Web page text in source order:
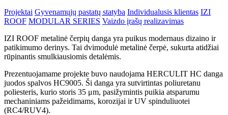
Projektai Gyvenamųjų pastatų statyba Individualusis klientas IZI
ROOF MODULAR SERIES Vaizdo įrašų realizavimas
IZI ROOF metalinė čerpių danga yra puikus modernaus dizaino ir
patikimumo derinys. Tai dvimodulė metalinė čerpė, sukurta atidžiai
rūpinantis smulkiausiomis detalėmis.
Prezentuojamame projekte buvo naudojama HERCULIT HC danga
juodos spalvos HC9005. Ši danga yra sutvirtintas poliuretanu
poliesteris, kurio storis 35 μm, pasižymintis puikia atsparumu
mechaniniams pažeidimams, korozijai ir UV spinduliuotei
(RC4/RUV4).